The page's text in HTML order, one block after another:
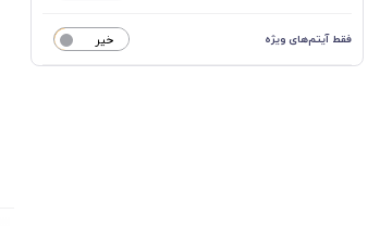
خیر فقط آیتم‌های ویژه